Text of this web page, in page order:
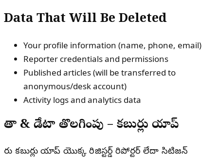
Data That Will Be Deleted
Your profile information (name, phone, email)
Reporter credentials and permissions
Published articles (will be transferred to
anonymous/desk account)
Activity logs and analytics data
ఖాతా & డేటా తొలగింపు – కబుర్లు యాప్
మీరు కబుర్లు యాప్ యొక్క రిజిస్టర్డ్ రిపోర్టర్ లేదా సిటిజన్